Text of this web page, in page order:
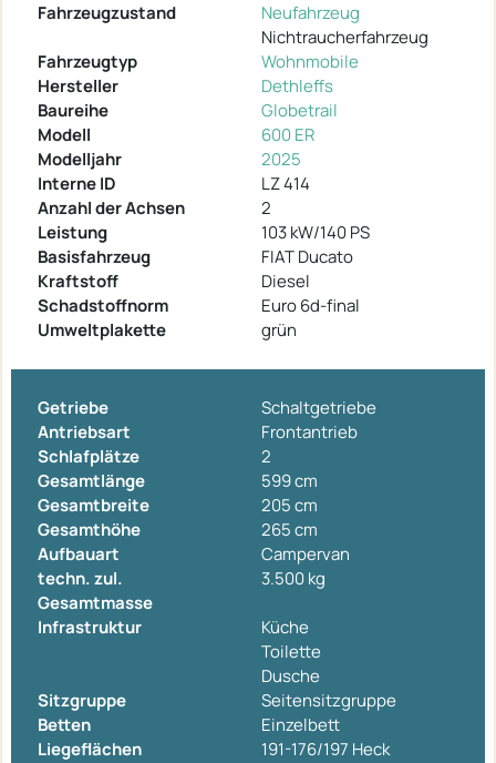
Fahrzeugzustand
Neufahrzeug
Nichtraucherfahrzeug
Fahrzeugtyp
Wohnmobile
Hersteller
Dethleffs
Baureihe
Globetrail
Modell
600 ER
Modelljahr
2025
Interne ID
LZ 414
Anzahl der Achsen
2
Leistung
103 kW/140 PS
Basisfahrzeug
FIAT Ducato
Kraftstoff
Diesel
Schadstoffnorm
Euro 6d-final
Umweltplakette
grün
Getriebe
Schaltgetriebe
Antriebsart
Frontantrieb
Schlafplätze
2
Gesamtlänge
599 cm
Gesamtbreite
205 cm
Gesamthöhe
265 cm
Aufbauart
Campervan
techn. zul.
Gesamtmasse
3.500 kg
Infrastruktur
Küche
Toilette
Dusche
Sitzgruppe
Seitensitzgruppe
Betten
Einzelbett
Liegeflächen
191-176/197 Heck